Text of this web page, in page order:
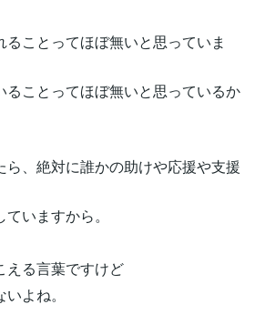
ことってほぼ無いと思っていま
ることってほぼ無いと思っているか
ら、絶対に誰かの助けや応援や支援
いますから。
える言葉ですけど
よね。